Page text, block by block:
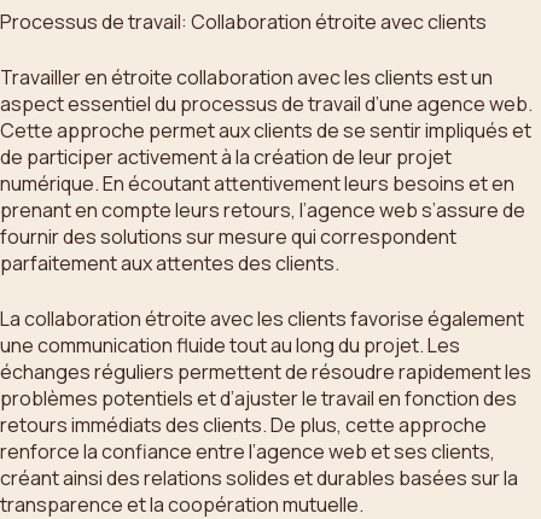
Processus de travail: Collaboration étroite avec clients
Travailler en étroite collaboration avec les clients est un
aspect essentiel du processus de travail d’une agence web.
Cette approche permet aux clients de se sentir impliqués et
de participer activement à la création de leur projet
numérique. En écoutant attentivement leurs besoins et en
prenant en compte leurs retours, l’agence web s’assure de
fournir des solutions sur mesure qui correspondent
parfaitement aux attentes des clients.
La collaboration étroite avec les clients favorise également
une communication fluide tout au long du projet. Les
échanges réguliers permettent de résoudre rapidement les
problèmes potentiels et d’ajuster le travail en fonction des
retours immédiats des clients. De plus, cette approche
renforce la confiance entre l’agence web et ses clients,
créant ainsi des relations solides et durables basées sur la
transparence et la coopération mutuelle.